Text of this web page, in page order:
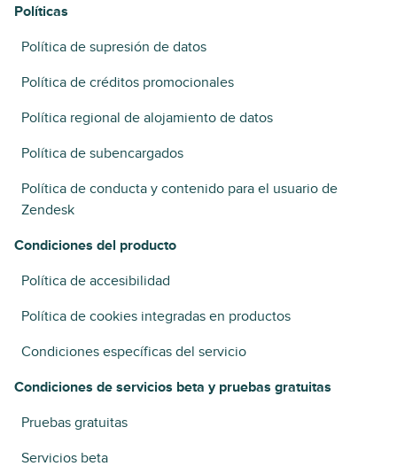
Políticas
Política de supresión de datos
Política de créditos promocionales
Política regional de alojamiento de datos
Política de subencargados
Política de conducta y contenido para el usuario de
Zendesk
Condiciones del producto
Política de accesibilidad
Política de cookies integradas en productos
Condiciones específicas del servicio
Condiciones de servicios beta y pruebas gratuitas
Pruebas gratuitas
Servicios beta